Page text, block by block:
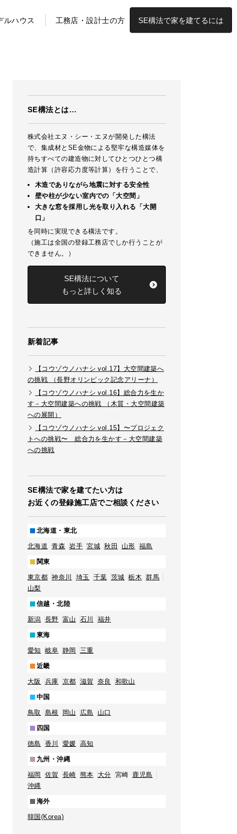
ルハウス 工務店・設計士の方 SE構法で家を建てるには
SE構法とは…
株式会社エヌ・シー・エヌが開発した構法
で、集成材とSE金物による堅牢な構造媒体を
持ちすべての建造物に対してひとつひとつ構
造計算（許容応力度等計算）を行うことで、
木造でありながら地震に対する安全性
壁や柱が少ない室内での「大空間」
大きな窓を採用し光を取り入れる「大開
口」
を同時に実現できる構法です。
（施工は全国の登録工務店でしか行うことが
できません。）
SE構法について
もっと詳しく知る
新着記事
【コウゾウノハナシ vol.17】大空間建築へ
の挑戦 （長野オリンピック記念アリーナ）
【コウゾウノハナシ vol.16】総合力を生か
す－大空間建築への挑戦 （木質・大空間建築
への展開）
【コウゾウノハナシ vol.15】〜プロジェク
トへの挑戦〜 総合力を生かす－大空間建築
への挑戦
SE構法で家を建てたい方は
お近くの登録施工店でご相談ください
北海道・東北
北海道 青森 岩手 宮城 秋田 山形 福島
関東
東京都 神奈川 埼玉 千葉 茨城 栃木
群馬
山梨
信越・北陸
新潟 長野 富山 石川 福井
東海
愛知 岐阜 静岡 三重
近畿
大阪 兵庫 京都 滋賀 奈良 和歌山
中国
鳥取 島根 岡山 広島 山口
四国
徳島 香川 愛媛 高知
九州・沖縄
福岡 佐賀 長崎 熊本 大分 宮崎 鹿児島
沖縄
海外
韓国(Korea)